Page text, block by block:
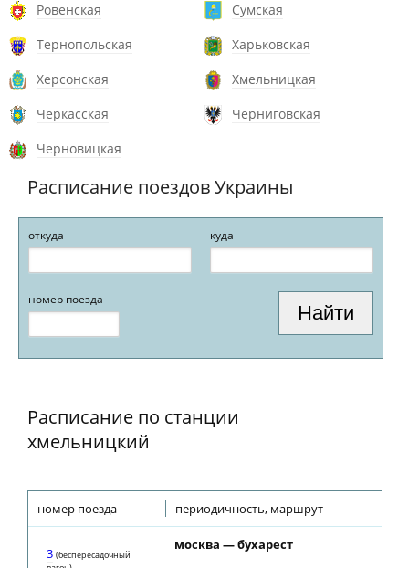
Ровенская
Сумская
Тернопольская
Харьковская
Херсонская
Хмельницкая
Черкасская
Черниговская
Черновицкая
Расписание поездов Украины
откуда куда
номер поезда
Расписание по станции
хмельницкий
номер поезда периодичность, маршрут
3 (беспересадочный
москва — бухарест